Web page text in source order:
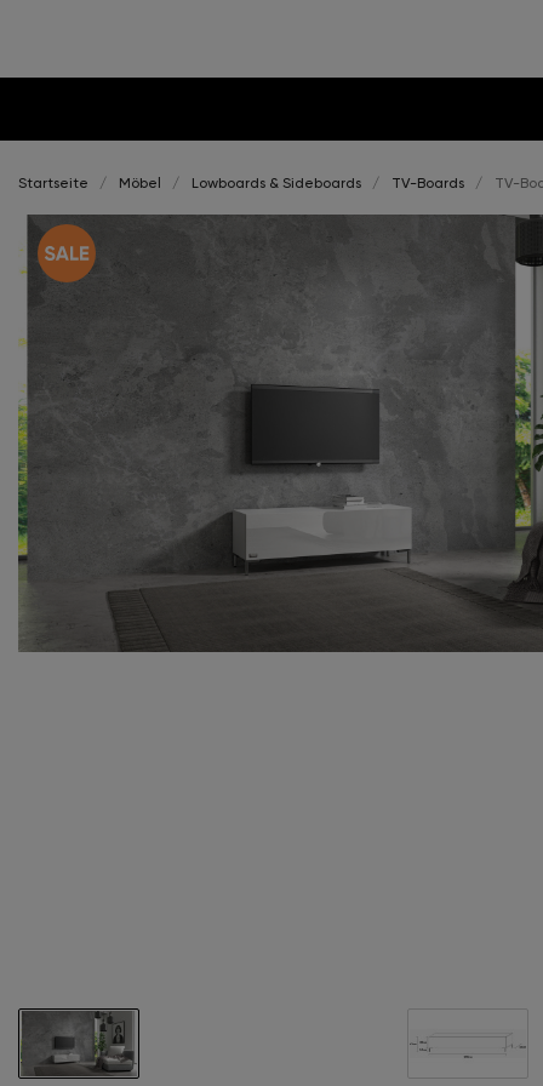
Startseite Möbel Lowboards & Sideboards TV-Boards TV-